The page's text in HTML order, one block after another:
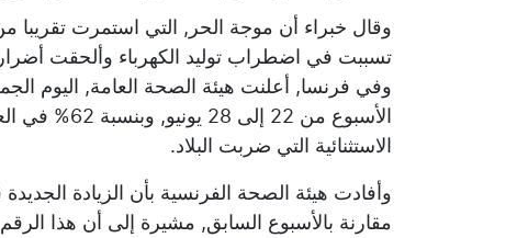
تسببت في اضطراب توليد الكهرباء وألحقت أضرارا
الأسبوع من
الاستثنائية التي ضربت البلاد.
مقارنة بالأسبوع السابق, مشيرة إلى أن هذا